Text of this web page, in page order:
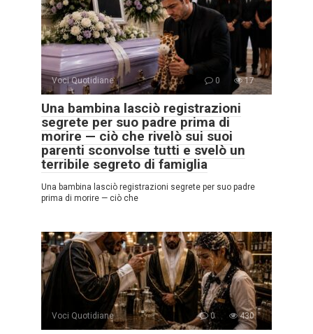
Voci Quotidiane 0 17
Una bambina lasciò registrazioni
segrete per suo padre prima di
morire — ciò che rivelò sui suoi
parenti sconvolse tutti e svelò un
terribile segreto di famiglia
Una bambina lasciò registrazioni segrete per suo padre
prima di morire — ciò che
Voci Quotidiane 0 430